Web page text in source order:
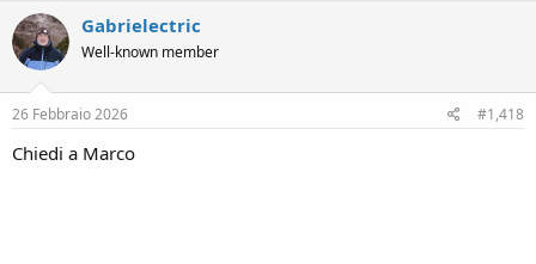
Gabrielectric
Well-known member
26 Febbraio 2026 #1,418
Chiedi a Marco